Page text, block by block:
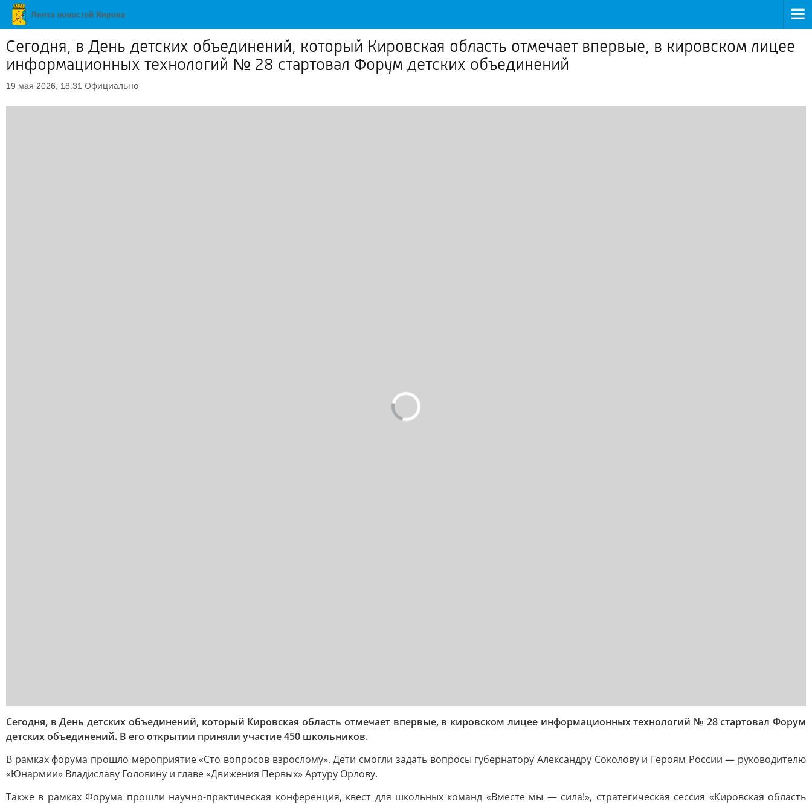
Сегодня, в День детских объединений, который Кировская область отмечает впервые, в кировском лицее
информационных технологий № 28 стартовал Форум детских объединений
19 мая 2026, 18:31 Официально
Сегодня, в День детских объединений, который Кировская область отмечает впервые, в кировском лицее информационных технологий № 28 стартовал Форум
детских объединений. В его открытии приняли участие 450 школьников.
В рамках форума прошло мероприятие «Сто вопросов взрослому». Дети смогли задать вопросы губернатору Александру Соколову и Героям России — руководителю
«Юнармии» Владиславу Головину и главе «Движения Первых» Артуру Орлову.
Также в рамках Форума прошли научно-практическая конференция, квест для школьных команд «Вместе мы — сила!», стратегическая сессия «Кировская область